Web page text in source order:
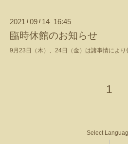
2021 / 09 / 14 16:45
臨時休館のお知らせ
9月23日（木）、24日（金）は諸事情により
1
Select